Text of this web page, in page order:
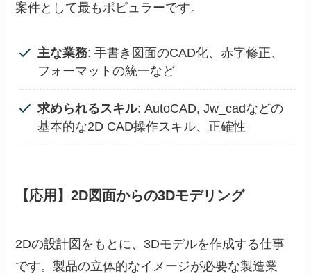
案件として最もポピュラーです。
主な業務: 手書き図面のCAD化、赤字修正、
フォーマットの統一など
求められるスキル: AutoCAD, Jw_cadなどの
基本的な2D CAD操作スキル、正確性
【応用】2D図面からの3Dモデリング
2Dの設計図をもとに、3Dモデルを作成する仕事
です。製品の立体的なイメージが必要な製造業